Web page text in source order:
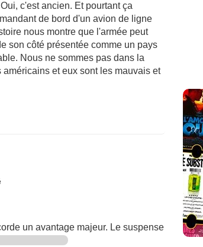
c'est ancien. Et pourtant ça
de bord d'un avion de ligne
nous montre que l'armée peut
son côté présentée comme un pays
Nous ne sommes pas dans la
et eux sont les mauvais et
un avantage majeur. Le suspense